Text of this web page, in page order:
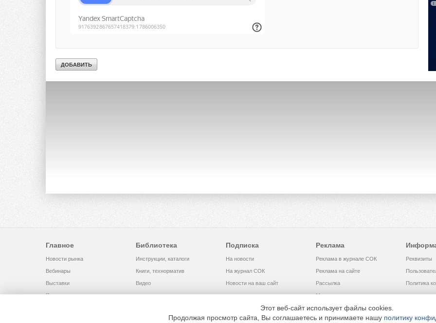
Главное
Новости рынка
Вебинары
Выставки
Помощь
Библиотека
Инструкции, каталоги
Книги, технорматив
Видео
Подписка
На новости
На журнал СОК
Новости на ваш сайт
Реклама
Реклама в журнале СОК
Реклама на сайте
Рассылка
Медиакит
Реквизиты
Политика
Этот веб-сайт использует файлы cookies.
Продолжая просмотр сайта, Вы соглашаетесь и принимаете нашу политику